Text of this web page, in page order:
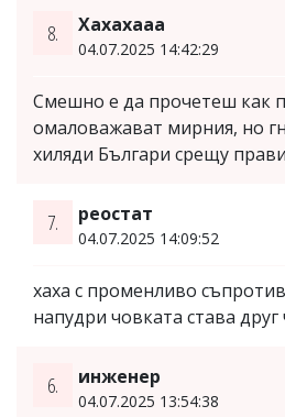
8. Хахахааа
04.07.2025 14:42:29
Смешно е да прочетеш как
омаловажават мирния, но
хиляди Българи срещу
7. реостат
04.07.2025 14:09:52
хаха с променливо
напудри човката става друг
6. инженер
04.07.2025 13:54:38